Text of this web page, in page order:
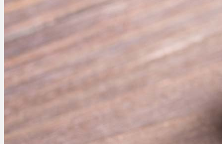
Extrakte
Ablauf